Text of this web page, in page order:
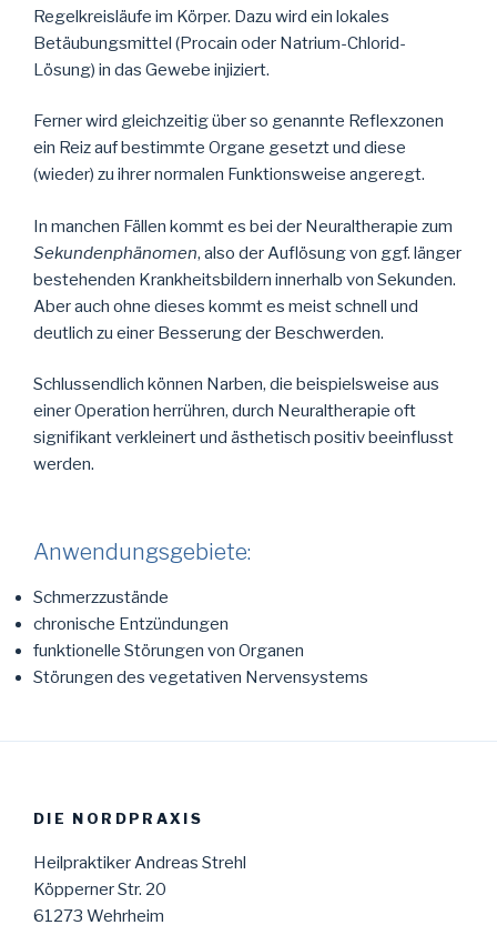
Regelkreisläufe im Körper. Dazu wird ein lokales
Betäubungsmittel (Procain oder Natrium-Chlorid-
Lösung) in das Gewebe injiziert.
Ferner wird gleichzeitig über so genannte Reflexzonen
ein Reiz auf bestimmte Organe gesetzt und diese
(wieder) zu ihrer normalen Funktionsweise angeregt.
In manchen Fällen kommt es bei der Neuraltherapie zum
Sekundenphänomen, also der Auflösung von ggf. länger
bestehenden Krankheitsbildern innerhalb von Sekunden.
Aber auch ohne dieses kommt es meist schnell und
deutlich zu einer Besserung der Beschwerden.
Schlussendlich können Narben, die beispielsweise aus
einer Operation herrühren, durch Neuraltherapie oft
signifikant verkleinert und ästhetisch positiv beeinflusst
werden.
Anwendungsgebiete:
Schmerzzustände
chronische Entzündungen
funktionelle Störungen von Organen
Störungen des vegetativen Nervensystems
DIE NORDPRAXIS
Heilpraktiker Andreas Strehl
Köpperner Str. 20
61273 Wehrheim